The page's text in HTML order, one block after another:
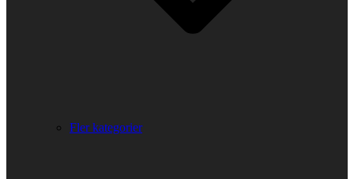
Fler kategorier